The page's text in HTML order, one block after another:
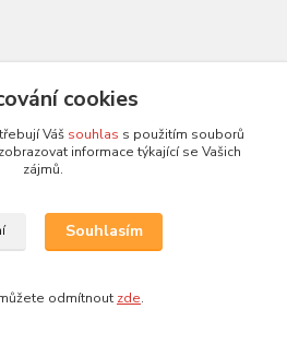
cookies
Váš souhlas s použitím souborů
informace týkající se Vašich
zájmů.
Souhlasím
odmítnout zde.